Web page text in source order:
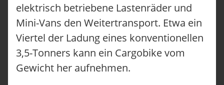
elektrisch betriebene Lastenräder und
Mini-Vans den Weitertransport. Etwa ein
Viertel der Ladung eines konventionellen
3,5-Tonners kann ein Cargobike vom
Gewicht her aufnehmen.